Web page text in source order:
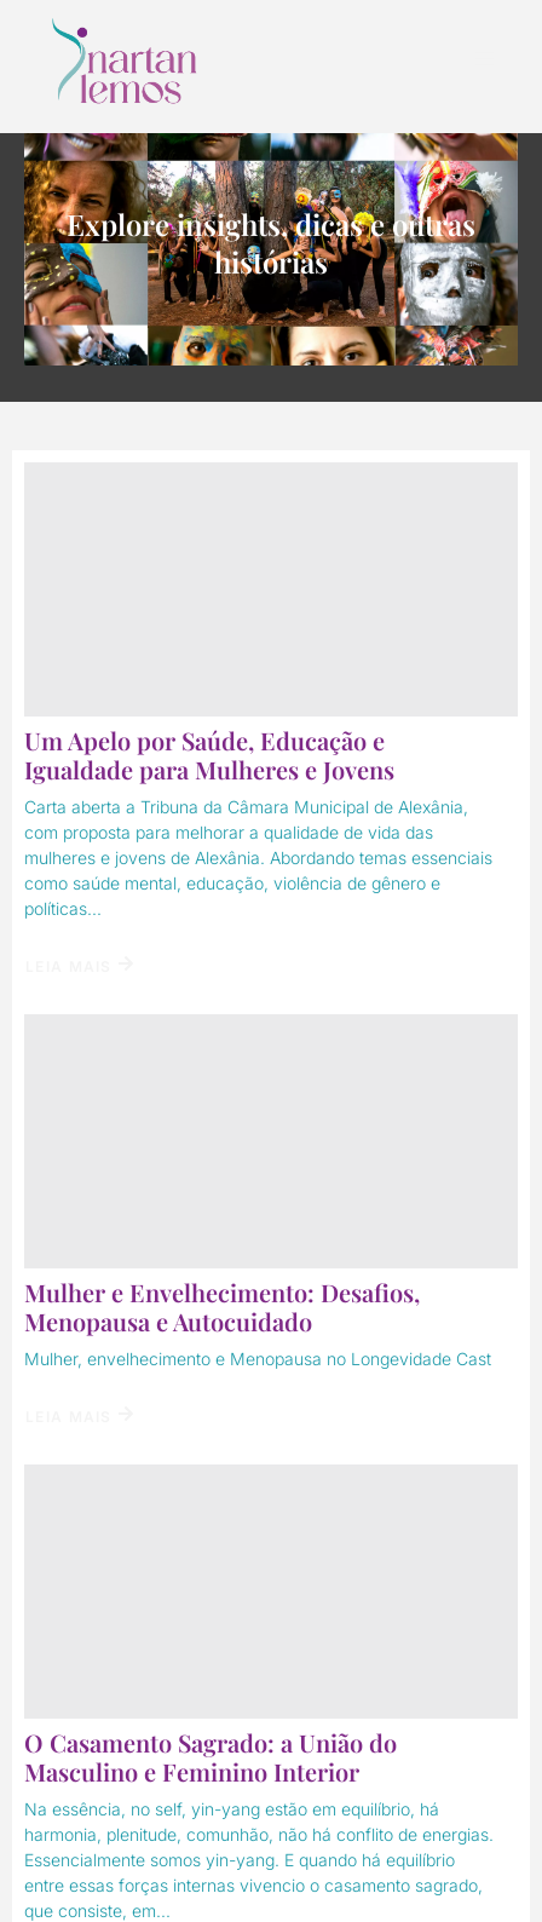
Explore insights, dicas e outras
histórias
Um Apelo por Saúde, Educação e
Igualdade para Mulheres e Jovens
Carta aberta a Tribuna da Câmara Municipal de Alexânia,
com proposta para melhorar a qualidade de vida das
mulheres e jovens de Alexânia. Abordando temas essenciais
como saúde mental, educação, violência de gênero e
políticas...
Mulher e Envelhecimento: Desafios,
Menopausa e Autocuidado
Mulher, envelhecimento e Menopausa no Longevidade Cast
O Casamento Sagrado: a União do
Masculino e Feminino Interior
Na essência, no self, yin-yang estão em equilíbrio, há
harmonia, plenitude, comunhão, não há conflito de energias.
Essencialmente somos yin-yang. E quando há equilíbrio
entre essas forças internas vivencio o casamento sagrado,
que consiste, em...